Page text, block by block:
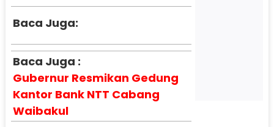
Baca Juga:
Baca Juga :
Gubernur Resmikan Gedung
Kantor Bank NTT Cabang
Waibakul